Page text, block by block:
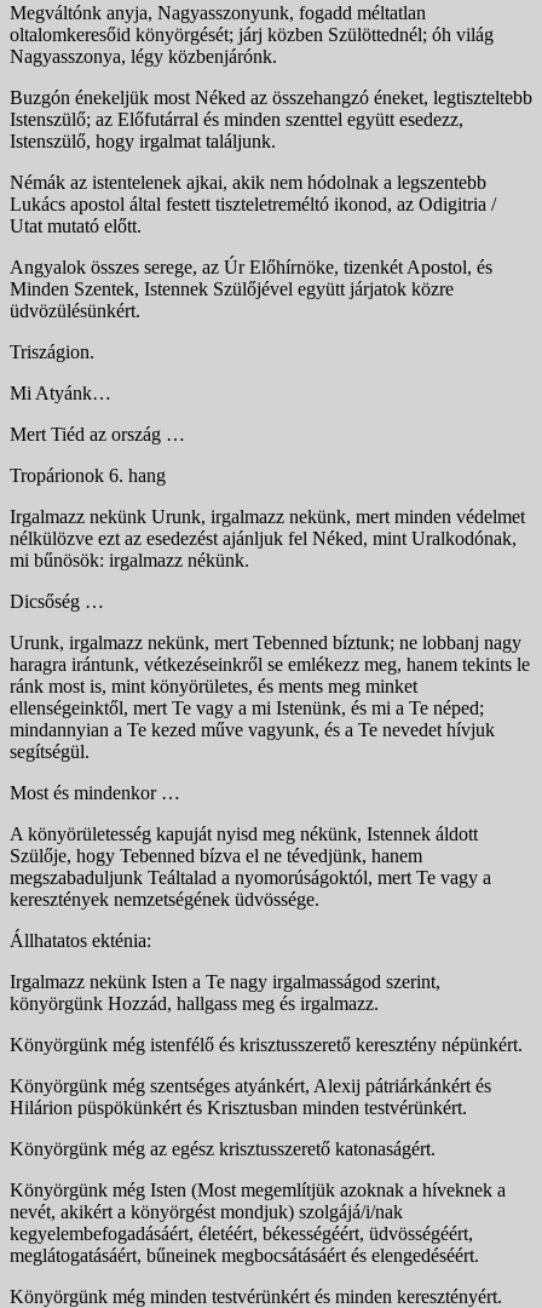
Megváltónk anyja, Nagyasszonyunk, fogadd méltatlan
oltalomkeresőid könyörgését; járj közben Szülöttednél; óh világ
Nagyasszonya, légy közbenjárónk.
Buzgón énekeljük most Néked az összehangzó éneket, legtiszteltebb
Istenszülő; az Előfutárral és minden szenttel együtt esedezz,
Istenszülő, hogy irgalmat találjunk.
Némák az istentelenek ajkai, akik nem hódolnak a leg­szentebb
Lukács apostol által festett tiszteletreméltó iko­nod, az Odigitria /
Utat mutató előtt.
Angyalok összes serege, az Úr Előhírnöke, tizenkét Apostol, és
Minden Szentek, Istennek Szülőjével együtt járjatok közre
üdvözülésünkért.
Triszágion.
Mi Atyánk…
Mert Tiéd az ország …
Tropárionok 6. hang
Irgalmazz nekünk Urunk, irgalmazz nekünk, mert minden védelmet
nélkülözve ezt az esedezést ajánljuk fel Néked, mint Uralkodónak,
mi bűnösök: irgalmazz nékünk.
Dicsőség …
Urunk, irgalmazz nekünk, mert Tebenned bíztunk; ne lob­banj nagy
haragra irántunk, vétkezéseinkről se emlékezz meg, hanem tekints le
ránk most is, mint könyörületes, és ments meg minket
ellenségeinktől, mert Te vagy a mi Is­tenünk, és mi a Te néped;
mindannyian a Te kezed műve vagyunk, és a Te nevedet hívjuk
segítségül.
Most és mindenkor …
A könyörületesség kapuját nyisd meg nékünk, Istennek áldott
Szülője, hogy Tebenned bízva el ne tévedjünk, ha­nem
megszabaduljunk Teáltalad a nyomorúságoktól, mert Te vagy a
keresztények nemzetségének üdvössége.
Állhatatos ekténia:
Irgalmazz nekünk Isten a Te nagy irgalmasságod szerint,
könyörgünk Hozzád, hallgass meg és irgalmazz.
Könyörgünk még istenfélő és krisztusszerető keresztény népünkért.
Könyörgünk még szentséges atyánkért, Alexij pátriárkánkért és
Hilárion püspökünkért és Krisztusban minden testvérünkért.
Könyörgünk még az egész krisztusszerető katonaságért.
Könyörgünk még Isten (Most megemlítjük azoknak a híveknek a
nevét, akikért a könyörgést mondjuk) szolgájá/i/nak
kegyelembefogadásáért, életéért, békességéért, üdvösségéért,
meglátogatásáért, bűneinek megbocsátásáért és elengedéséért.
Könyörgünk még minden testvérünkért és minden keresztényért.